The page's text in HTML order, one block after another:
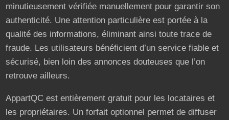
minutieusement vérifiée manuellement pour garantir son
authenticité. Une attention particulière est portée à la
qualité des informations, éliminant ainsi toute trace de
fraude. Les utilisateurs bénéficient d’un service fiable et
sécurisé, bien loin des annonces douteuses que l’on
retrouve ailleurs.
AppartQC est entièrement gratuit pour les locataires et
les propriétaires. Un forfait optionnel permet de diffuser